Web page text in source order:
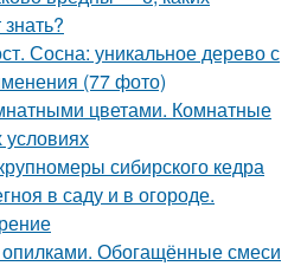
Сосна: уникальное дерево с
(77 фото)
цветами. Комнатные
сибирского кедра
в саду и в огороде.
опилками. Обогащённые смеси